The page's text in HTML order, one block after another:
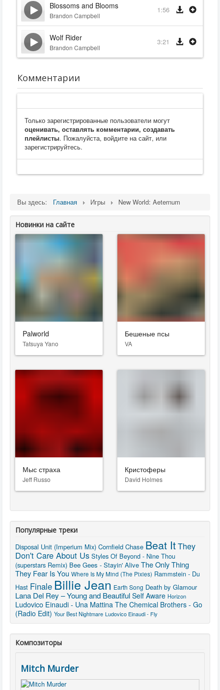
Blossoms and Blooms
Brandon Campbell
1:56
Wolf Rider
Brandon Campbell
3:21
Комментарии
Только зарегистрированные пользователи могут
оценивать, оставлять комментарии, создавать
плейлисты. Пожалуйста, войдите на сайт, или
зарегистрируйтесь.
Вы здесь: Главная Игры New World: Aeternum
Новинки на сайте
Palworld
Tatsuya Yano
Бешеные псы
VA
Мыс страха
Jeff Russo
Кристоферы
David Holmes
Популярные треки
Disposal Unit (Imperium Mix) Cornfield Chase Beat ItThey
Don't Care About Us Styles Of Beyond - Nine Thou
(superstars Remix) Bee Gees - Stayin' Alive The Only Thing
They Fear Is You Where Is My Mind (The Pixies) Rammstein - Du
Hast Finale Billie Jean Earth Song Death by Glamour
Lana Del Rey – Young and Beautiful Self Aware Horizon
Ludovico Einaudi - Una Mattina The Chemical Brothers - Go
(Radio Edit) Your Best Nightmare Ludovico Einaudi - Fly
Композиторы
Mitch Murder